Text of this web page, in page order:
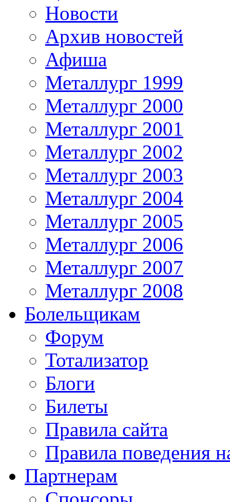
Новости
Архив новостей
Афиша
Металлург 1999
Металлург 2000
Металлург 2001
Металлург 2002
Металлург 2003
Металлург 2004
Металлург 2005
Металлург 2006
Металлург 2007
Металлург 2008
Болельщикам
Форум
Тотализатор
Блоги
Билеты
Правила сайта
Правила поведения
Партнерам